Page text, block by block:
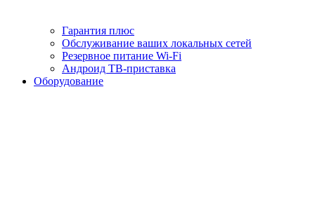
Гарантия плюс
Обслуживание ваших локальных сетей
Резервное питание Wi-Fi
Андроид ТВ-приставка
Оборудование